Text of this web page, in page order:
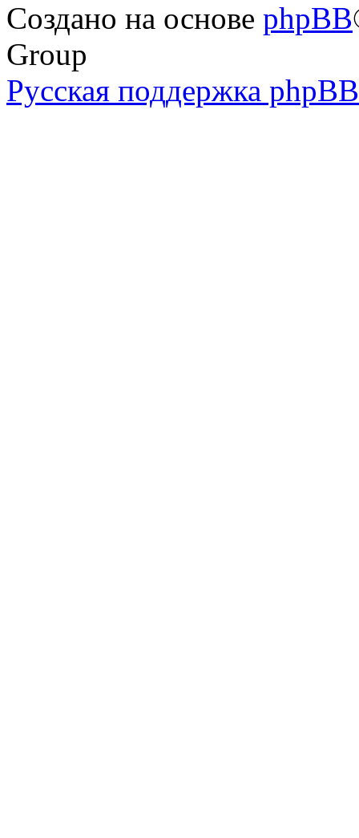
Создано на основе phpBB
Group
Русская поддержка phpBB